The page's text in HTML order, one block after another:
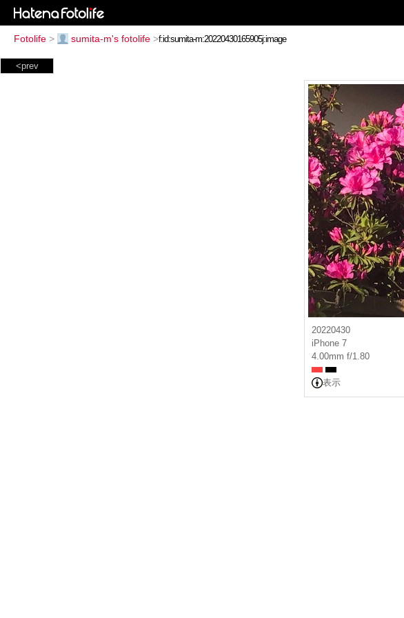
Fotolife > sumita-m's fotolife >
<prev
20220430
iPhone 7
4.00mm f/1.80
表示